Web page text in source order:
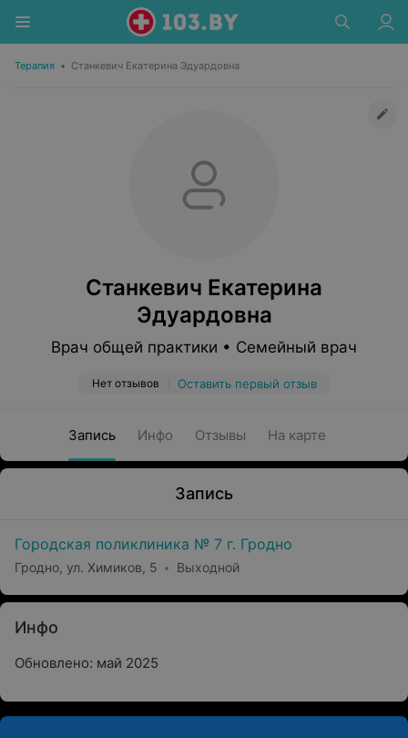
Терапия • Станкевич Екатерина Эдуардовна
Станкевич Екатерина
Эдуардовна
Врач общей практики • Семейный врач
Нет отзывов Оставить первый отзыв
Запись Инфо Отзывы На карте
Запись
Городская поликлиника № 7 г. Гродно
Гродно, ул. Химиков, 5 Выходной
Инфо
Обновлено: май 2025